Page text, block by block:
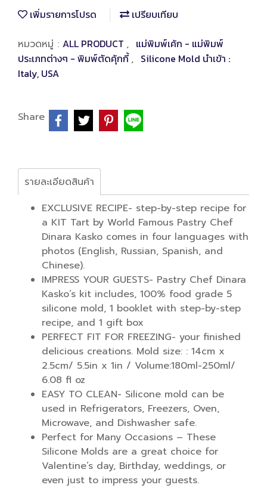
เพิ่มรายการโปรด เปรียบเทียบ
หมวดหมู่ : ALL PRODUCT , แม่พิมพ์เค้ก - แม่พิมพ์
ประเภทต่างๆ - พิมพ์ตัดคุ้กกี้, Silicone Mold นำเข้า :
Italy, USA
Share
รายละเอียดสินค้า
EXCLUSIVE RECIPE- step-by-step recipe for
a KIT Tart by World Famous Pastry Chef
Dinara Kasko comes in four languages with
photos (English, Russian, Spanish, and
Chinese).
IMPRESS YOUR GUESTS- Pastry Chef Dinara
Kasko’s kit includes, 100% food grade 5
silicone mold, 1 booklet with step-by-step
recipe, and 1 gift box
PERFECT FIT FOR FREEZING- your finished
delicious creations. Mold size: : 14cm x
2.5cm/ 5.5in x 1in / Volume:180ml-250ml/
6.08 fl oz
EASY TO CLEAN- Silicone mold can be
used in Refrigerators, Freezers, Oven,
Microwave, and Dishwasher safe.
Perfect for Many Occasions – These
Silicone Molds are a great choice for
Valentine’s day, Birthday, weddings, or
even just to impress your guests.